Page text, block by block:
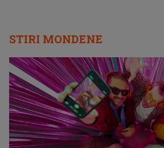
STIRI MONDENE